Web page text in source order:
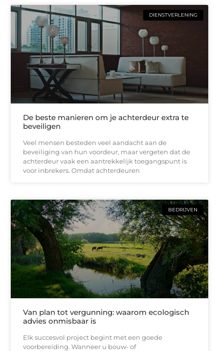
DIENSTVERLENING
De beste manieren om je achterdeur extra te
beveiligen
Veel mensen besteden veel aandacht aan de
beveiliging van hun voordeur, maar vergeten dat de
achterdeur vaak een aantrekkelijk toegangspunt is
voor inbrekers. Omdat achterdeuren
BEDRIJVEN
Van plan tot vergunning: waarom ecologisch
advies onmisbaar is
Elk succesvol project begint met een goede
voorbereiding. Wanneer u bouw- of